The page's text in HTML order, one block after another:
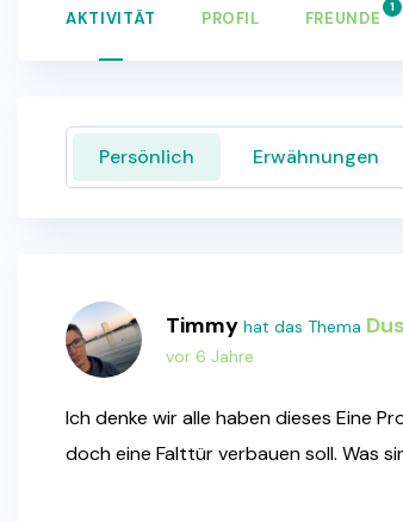
AKTIVITÄT PROFIL FREUNDE
1
Persönlich Erwähnungen
Timmy hat das Thema
vor 6 Jahre
Ich denke wir alle haben dieses Eine
doch eine Falttür verbauen soll. Was